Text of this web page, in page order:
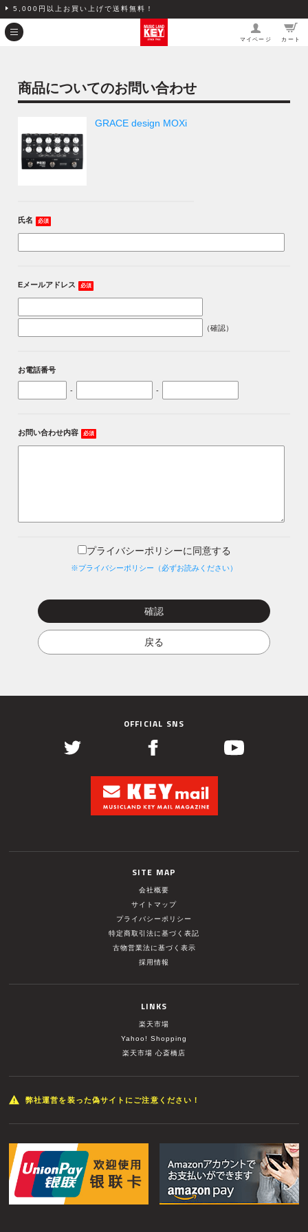
5,000円以上お買い上げで送料無料！
マイページ カート
商品についてのお問い合わせ
GRACE design MOXi
氏名 必須
Eメールアドレス 必須
（確認）
お電話番号
- -
お問い合わせ内容 必須
プライバシーポリシーに同意する
※プライバシーポリシー（必ずお読みください）
OFFICIAL SNS
SITE MAP
会社概要
サイトマップ
プライバシーポリシー
特定商取引法に基づく表記
古物営業法に基づく表示
採用情報
LINKS
楽天市場
Yahoo! Shopping
楽天市場 心斎橋店
弊社運営を装った偽サイトにご注意ください！